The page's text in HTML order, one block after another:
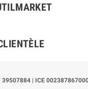
39507884 | ICE